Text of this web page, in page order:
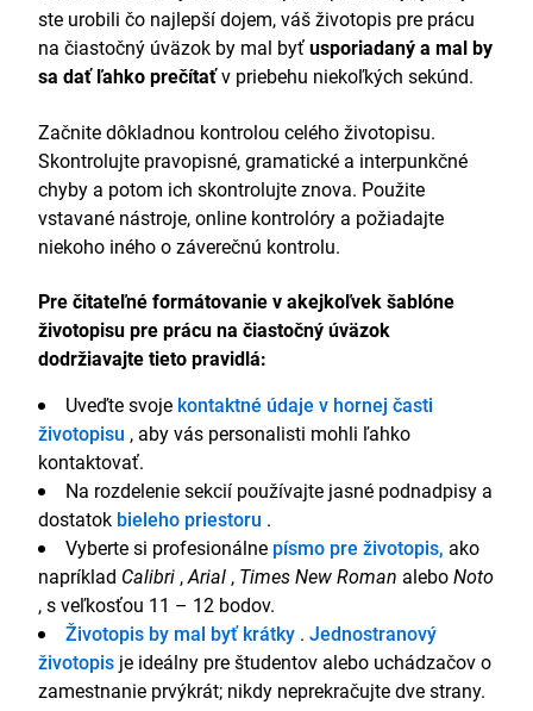
ste urobili čo najlepší dojem, váš životopis pre prácu
na čiastočný úväzok by mal byťusporiadaný a mal by
sa dať ľahko prečítaťv priebehu niekoľkých sekúnd.
Začnite dôkladnou kontrolou celého životopisu.
Skontrolujte pravopisné, gramatické a interpunkčné
chyby a potom ich skontrolujte znova. Použite
vstavané nástroje, online kontrolóry a požiadajte
niekoho iného o záverečnú kontrolu.
Pre čitateľné formátovanie v akejkoľvek šablóne
životopisu pre prácu na čiastočný úväzok
dodržiavajte tieto pravidlá:
Uveďte svoje kontaktné údaje v hornej časti
životopisu , aby vás personalisti mohli ľahko
kontaktovať.
Na rozdelenie sekcií používajte jasné podnadpisy a
dostatok bieleho priestoru .
Vyberte si profesionálne písmo pre životopis, ako
napríklad Calibri ,Arial , Times New Roman aleboNoto
, s veľkosťou 11 – 12 bodov.
Životopis by mal byť krátky . Jednostranový
životopis je ideálny pre študentov alebo uchádzačov o
zamestnanie prvýkrát; nikdy neprekračujte dve strany.